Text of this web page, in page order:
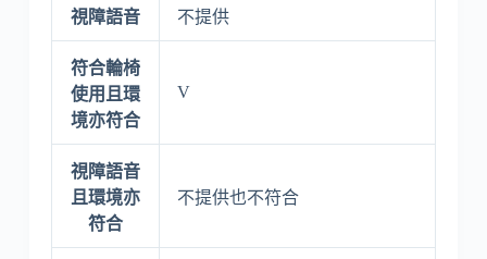
視障語音 不提供
符合輪椅
使用且環
境亦符合
V
視障語音
且環境亦
符合
不提供也不符合